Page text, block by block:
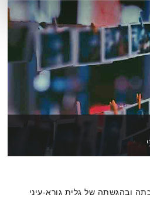
ובהגשתה של גלית גורא-עיני